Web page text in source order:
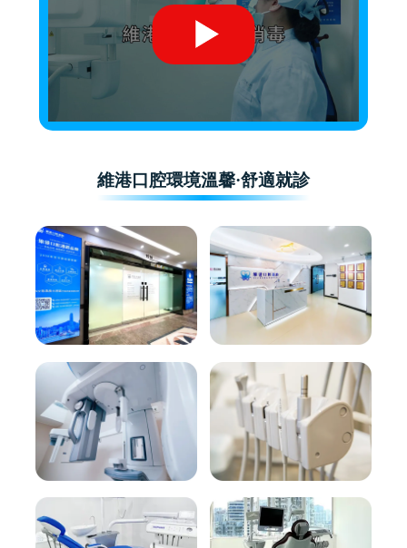
維港口腔環境溫馨·舒適就診